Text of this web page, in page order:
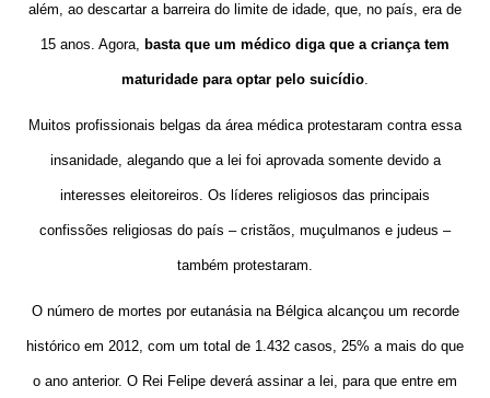
além, ao descartar a barreira do limite de idade, que, no país, era de
15 anos. Agora, basta que um médico diga que a criança tem
maturidade para optar pelo suicídio.
Muitos profissionais belgas da área médica protestaram contra essa
insanidade, alegando que a lei foi aprovada somente devido a
interesses eleitoreiros. Os líderes religiosos das principais
confissões religiosas do país – cristãos, muçulmanos e judeus –
também protestaram.
O número de mortes por eutanásia na Bélgica alcançou um recorde
histórico em 2012, com um total de 1.432 casos, 25% a mais do que
o ano anterior. O Rei Felipe deverá assinar a lei, para que entre em